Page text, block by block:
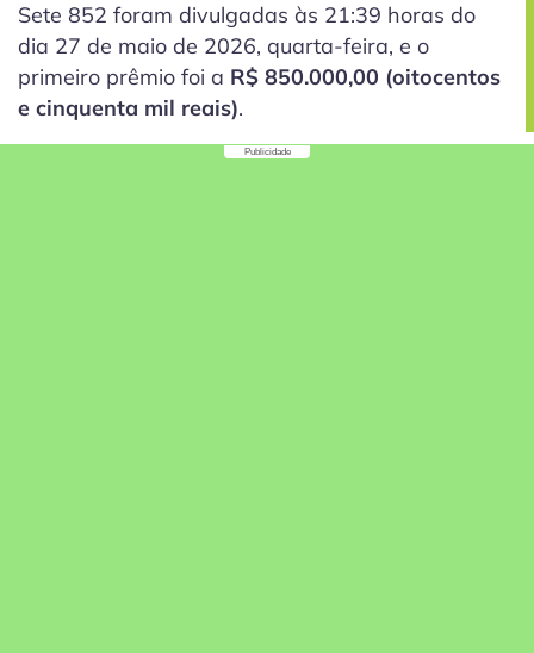
Sete 852 foram divulgadas às 21:39 horas do
dia 27 de maio de 2026, quarta-feira, e o
primeiro prêmio foi a R$ 850.000,00 (oitocentos
e cinquenta mil reais).
Publicidade